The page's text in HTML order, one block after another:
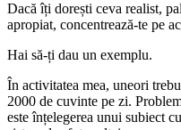
Dacă îți dorești ceva realist,
apropiat, concentrează-te pe
Hai să-ți dau un exemplu.
În activitatea mea, uneori
2000 de cuvinte pe zi.
este înțelegerea unui subiect